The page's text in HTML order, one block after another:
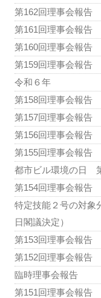
第162回理事会報告
第161回理事会報告
第160回理事会報告
第159回理事会報告
令和６年
第158回理事会報告
第157回理事会報告
第156回理事会報告
第155回理事会報告
都市ビル環境の日
第154回理事会報告
特定技能２号の対象
日閣議決定）
第153回理事会報告
第152回理事会報告
臨時理事会報告
第151回理事会報告